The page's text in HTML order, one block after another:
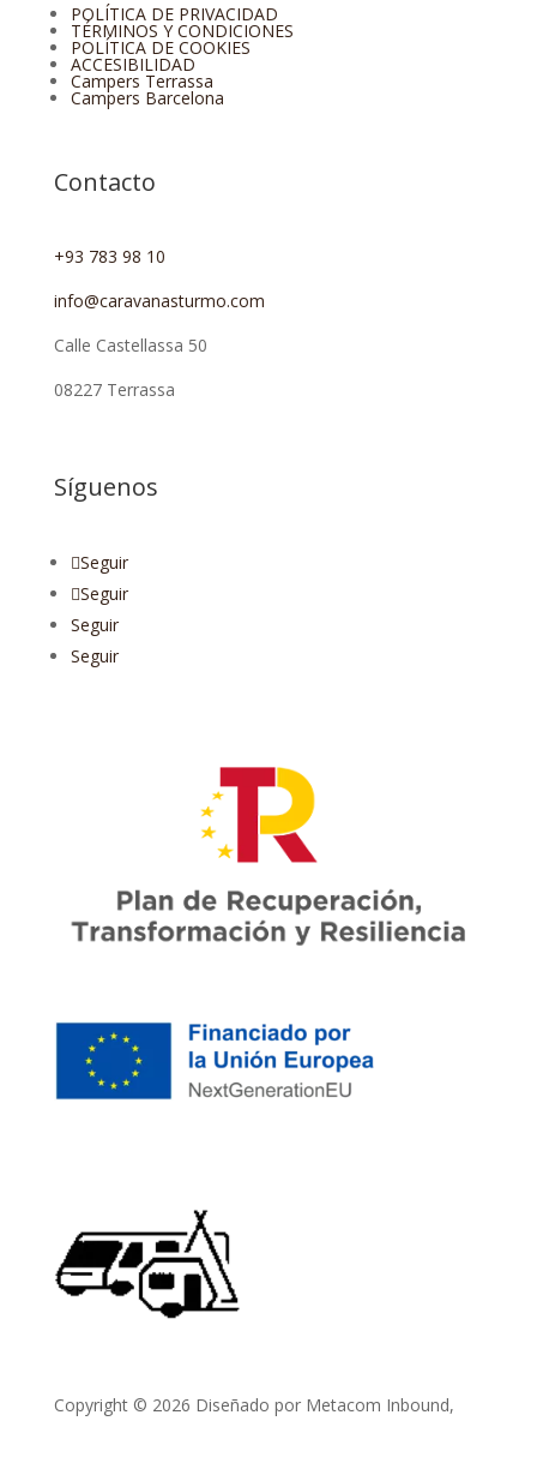
POLÍTICA DE PRIVACIDAD
TÉRMINOS Y CONDICIONES
POLÍTICA DE COOKIES
ACCESIBILIDAD
Campers Terrassa
Campers Barcelona
Contacto
+93 783 98 10
info@caravanasturmo.com
Calle Castellassa 50
08227 Terrassa
Síguenos
Seguir
Seguir
Seguir
Seguir
Copyright © 2026 Diseñado por Metacom Inbound,